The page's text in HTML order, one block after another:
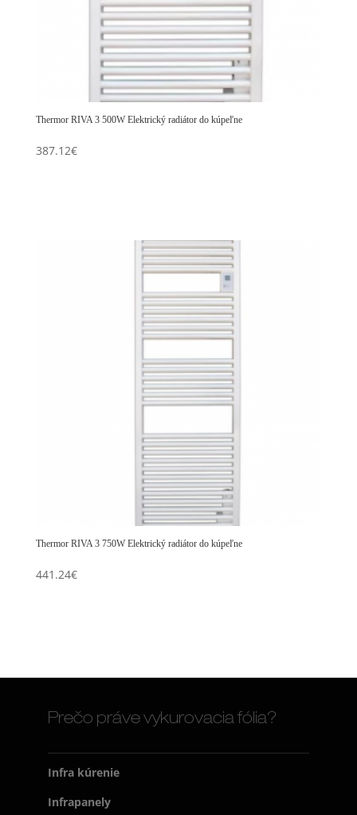
Thermor RIVA 3 500W Elektrický radiátor do kúpeľne
387.12€
Thermor RIVA 3 750W Elektrický radiátor do kúpeľne
441.24€
Prečo práve vykurovacia fólia?
Infra kúrenie
Infrapanely